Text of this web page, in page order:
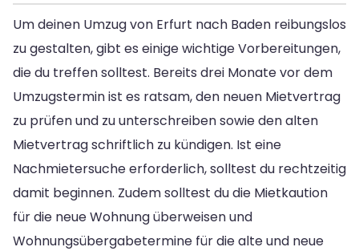
Um deinen Umzug von Erfurt nach Baden reibungslos
zu gestalten, gibt es einige wichtige Vorbereitungen,
die du treffen solltest. Bereits drei Monate vor dem
Umzugstermin ist es ratsam, den neuen Mietvertrag
zu prüfen und zu unterschreiben sowie den alten
Mietvertrag schriftlich zu kündigen. Ist eine
Nachmietersuche erforderlich, solltest du rechtzeitig
damit beginnen. Zudem solltest du die Mietkaution
für die neue Wohnung überweisen und
Wohnungsübergabetermine für die alte und neue